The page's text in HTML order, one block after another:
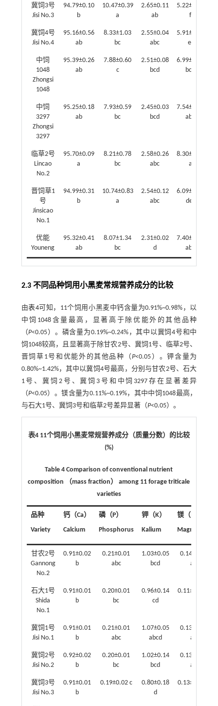
冀饲3号
Jisi No.3
94.79±0.10
b
10.47±0.39
a
2.65±0.11
ab
5.22±0.44
f
冀饲4号
Jisi No.4
95.16±0.56
ab
8.33±1.03
bc
2.55±0.04
abc
5.91±0.83
ef
中饲
1048
Zhongsi
1048
95.39±0.26
ab
7.88±0.60
c
2.51±0.08
bcd
6.99±0.44
bcd
中饲
3297
Zhongsi
3297
95.25±0.18
ab
7.93±0.59
bc
2.45±0.03
bcd
7.54±1.09
abc
临草2号
Lincao
No.2
95.70±0.09
a
8.21±0.78
bc
2.58±0.26
abc
8.30±0.57
a
晋饲草1
号
Jinsicao
No.1
94.99±0.31
b
10.74±0.83
a
2.54±0.12
abc
6.09±0.23
def
优能
Youneng
95.32±0.41
ab
8.07±1.34
bc
2.31±0.02
d
7.40±0.66
abc
2.3 不同品种饲用小黑麦常规营养成分的比较
由表4可知，11个饲用小黑麦中钙含量为0.91%~0.98%，以
中饲1048含量最高，显著高于除优能外的其他品种
（P<0.05）。磷含量为0.19%~0.24%，其中以冀饲4号和中
饲1048较高，且显著高于除甘农2号、冀饲1号、临草2号、
晋饲草1号和优能外的其他品种（P<0.05）。钾含量为
0.80%~1.42%，其中以冀饲4号最高，分别与甘农2号、石大
1号、冀饲2号、冀饲3号和中饲3297存在显著差异
（P<0.05）。镁含量为0.11%~0.19%，其中中饲1048最高，
与石大1号、冀饲3号和临草2号差异显著（P<0.05）。
表4 11个饲用小黑麦常规营养成分（质量分数）的比较
(%)
Table 4 Comparison of conventional nutrient
composition （mass fraction） among 11 forage triticale
varieties
品种
Variety
钙（Ca）
Calcium
磷（P）
Phosphorus
钾（K）
Kalium
镁（Mg）
Magnesium
甘农2号
Gannong
No.2
0.91±0.02
b
0.21±0.01
abc
1.03±0.05
bcd
0.14±0.02
ab
石大1号
Shida
No.1
0.91±0.01
b
0.20±0.01
bc
0.96±0.14
cd
0.11±0.01 b
冀饲1号
Jisi No.1
0.91±0.01
b
0.21±0.01
abc
1.07±0.05
abcd
0.13±0.02
ab
冀饲2号
Jisi No.2
0.92±0.02
b
0.20±0.01
bc
1.02±0.14
bcd
0.13±0.03
ab
冀饲3号
Jisi No.3
0.91±0.01
b
0.19±0.02 c
0.80±0.18
d
0.13±0.02 b